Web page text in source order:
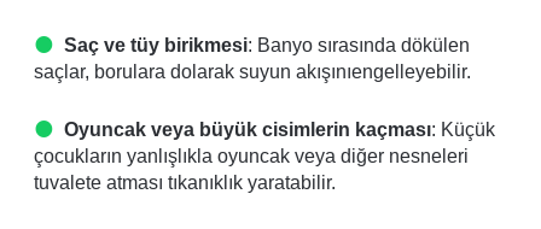
Saç ve tüy birikmesi: Banyo sırasında dökülen
saçlar, borulara dolarak suyun akışınıengelleyebilir.
Oyuncak veya büyük cisimlerin kaçması: Küçük
çocukların yanlışlıkla oyuncak veya diğer nesneleri
tuvalete atması tıkanıklık yaratabilir.